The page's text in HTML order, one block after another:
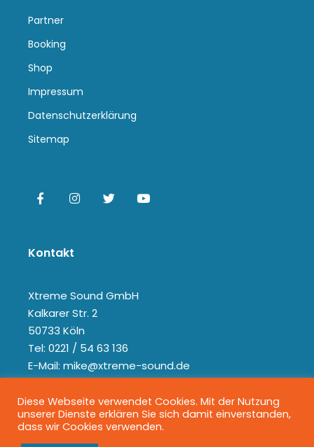
Partner
Booking
Shop
Impressum
Datenschutzerklärung
Sitemap
Kontakt
Xtreme Sound GmbH
Kalkarer Str. 2
50733 Köln
Tel: 0221 / 54 63 136
E-Mail: mike@xtreme-sound.de
Diese Webseite verwendet Cookies. Mit der Nutzung
unserer Dienste erklären Sie sich damit einverstanden,
dass wir Cookies verwenden.